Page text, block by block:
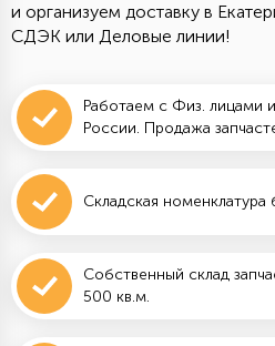
и организуем доставку в
СДЭК или Деловые линии!
Работаем с Физ. лицами
России. Продажа
Складская
Собственный склад
500 кв.м.